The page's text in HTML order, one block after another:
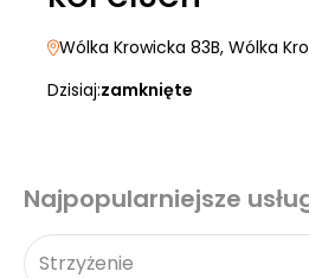
Wólka Krowicka 83B, Wólka
Dzisiaj:zamknięte
Najpopularniejsze
Strzyżenie